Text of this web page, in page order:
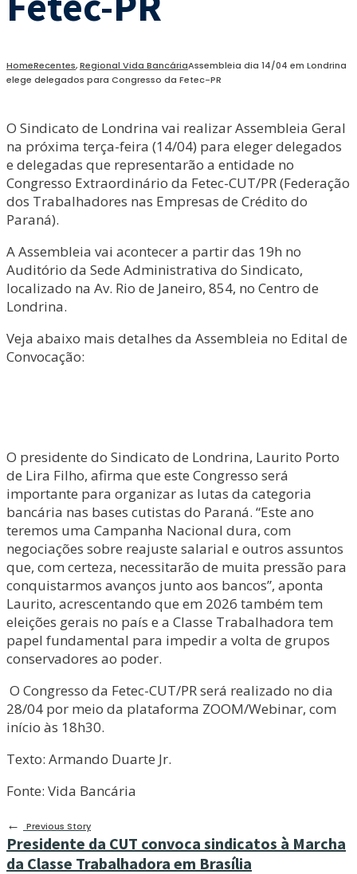
HomeRecentes,Regional Vida BancáriaAssembleia dia 14/04 em Londrina
elege delegados para Congresso da Fetec-PR
O Sindicato de Londrina vai realizar Assembleia Geral
na próxima terça-feira (14/04) para eleger delegados
e delegadas que representarão a entidade no
Congresso Extraordinário da Fetec-CUT/PR (Federação
dos Trabalhadores nas Empresas de Crédito do
Paraná).
A Assembleia vai acontecer a partir das 19h no
Auditório da Sede Administrativa do Sindicato,
localizado na Av. Rio de Janeiro, 854, no Centro de
Londrina.
Veja abaixo mais detalhes da Assembleia no Edital de
Convocação:
O presidente do Sindicato de Londrina, Laurito Porto
de Lira Filho, afirma que este Congresso será
importante para organizar as lutas da categoria
bancária nas bases cutistas do Paraná. “Este ano
teremos uma Campanha Nacional dura, com
negociações sobre reajuste salarial e outros assuntos
que, com certeza, necessitarão de muita pressão para
conquistarmos avanços junto aos bancos”, aponta
Laurito, acrescentando que em 2026 também tem
eleições gerais no país e a Classe Trabalhadora tem
papel fundamental para impedir a volta de grupos
conservadores ao poder.
O Congresso da Fetec-CUT/PR será realizado no dia
28/04 por meio da plataforma ZOOM/Webinar, com
início às 18h30.
Texto: Armando Duarte Jr.
Fonte: Vida Bancária
←
Previous Story
Presidente da CUT convoca sindicatos à Marcha
da Classe Trabalhadora em Brasília